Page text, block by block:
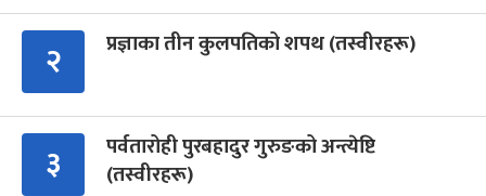
२ प्रज्ञाका तीन कुलपतिको शपथ (तस्वीरहरू)
३
पर्वतारोही पुरबहादुर गुरुङको अन्त्येष्टि
(तस्वीरहरू)